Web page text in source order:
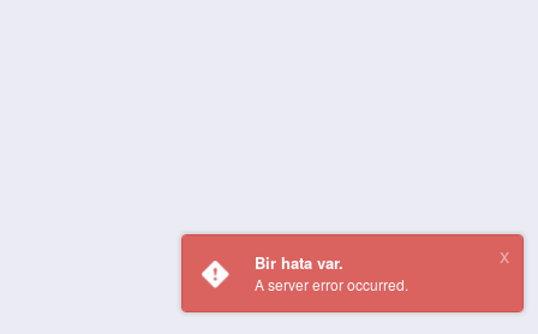
Bir hata var.
A server error occurred.